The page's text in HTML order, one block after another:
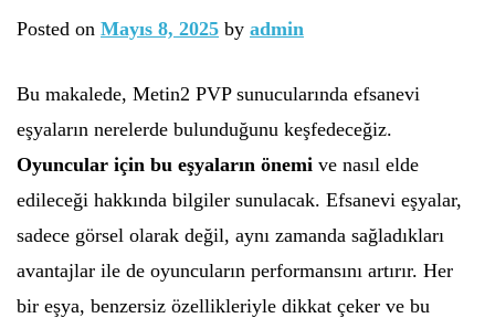
Posted on Mayıs 8, 2025 by admin
Bu makalede, Metin2 PVP sunucularında efsanevi
eşyaların nerelerde bulunduğunu keşfedeceğiz.
Oyuncular için bu eşyaların önemi ve nasıl elde
edileceği hakkında bilgiler sunulacak. Efsanevi eşyalar,
sadece görsel olarak değil, aynı zamanda sağladıkları
avantajlar ile de oyuncuların performansını artırır. Her
bir eşya, benzersiz özellikleriyle dikkat çeker ve bu